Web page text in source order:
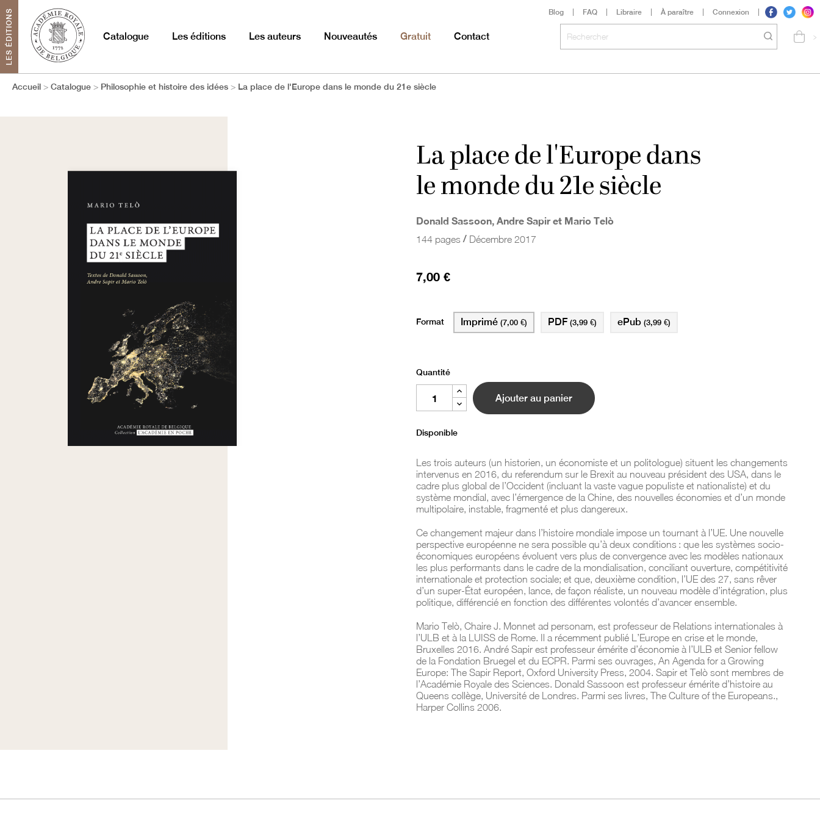
Blog FAQ Libraire À paraître Connexion
LES ÉDITIONS Catalogue Les éditions Les auteurs Nouveautés Gratuit Contact >
Accueil Catalogue Philosophie et histoire des idées La place de l'Europe dans le monde du 21e siècle
La place de l'Europe dans
le monde du 21e siècle
Donald Sassoon, Andre Sapir et Mario Telò
144 pages / Décembre 2017
7,00 €
Format Imprimé (7,00 €) ePub (3,99 €)
PDF (3,99 €)
Quantité
Ajouter au panier
Disponible
Les trois auteurs (un historien, un économiste et un politologue) situent les changements
intervenus en 2016, du referendum sur le Brexit au nouveau président des USA, dans le
cadre plus global de l’Occident (incluant la vaste vague populiste et nationaliste) et du
système mondial, avec l’émergence de la Chine, des nouvelles économies et d’un monde
multipolaire, instable, fragmenté et plus dangereux.
Ce changement majeur dans l’histoire mondiale impose un tournant à l’UE. Une nouvelle
perspective européenne ne sera possible qu’à deux conditions : que les systèmes socio-
économiques européens évoluent vers plus de convergence avec les modèles nationaux
les plus performants dans le cadre de la mondialisation, conciliant ouverture, compétitivité
internationale et protection sociale; et que, deuxième condition, l’UE des 27, sans rêver
d’un super-État européen, lance, de façon réaliste, un nouveau modèle d’intégration, plus
politique, différencié en fonction des différentes volontés d’avancer ensemble.
Mario Telò, Chaire J. Monnet ad personam, est professeur de Relations internationales à
l’ULB et à la LUISS de Rome. Il a récemment publié L’Europe en crise et le monde,
Bruxelles 2016. André Sapir est professeur émérite d’économie à l’ULB et Senior fellow
de la Fondation Bruegel et du ECPR. Parmi ses ouvrages, An Agenda for a Growing
Europe: The Sapir Report, Oxford University Press, 2004. Sapir et Telò sont membres de
l’Académie Royale des Sciences. Donald Sassoon est professeur émérite d’histoire au
Queens collège, Université de Londres. Parmi ses livres, The Culture of the Europeans.,
Harper Collins 2006.